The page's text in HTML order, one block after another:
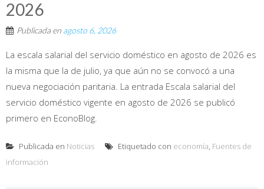
2026
Publicada en agosto 6, 2026
La escala salarial del servicio doméstico en agosto de 2026 es
la misma que la de julio, ya que aún no se convocó a una
nueva negociación paritaria. La entrada Escala salarial del
servicio doméstico vigente en agosto de 2026 se publicó
primero en EconoBlog.
Publicada en Noticias Etiquetado con economía, Fuentes de
información